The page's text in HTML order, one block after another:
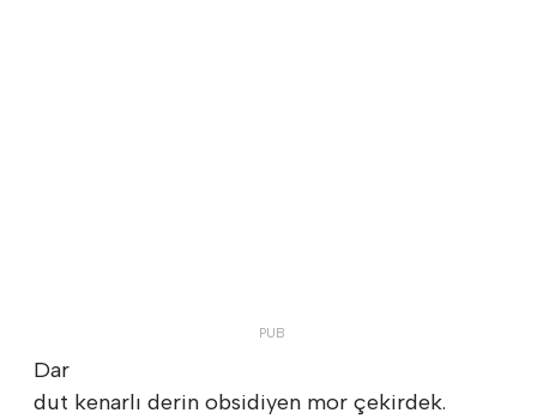
Dar
dut kenarlı derin obsidiyen mor çekirdek.